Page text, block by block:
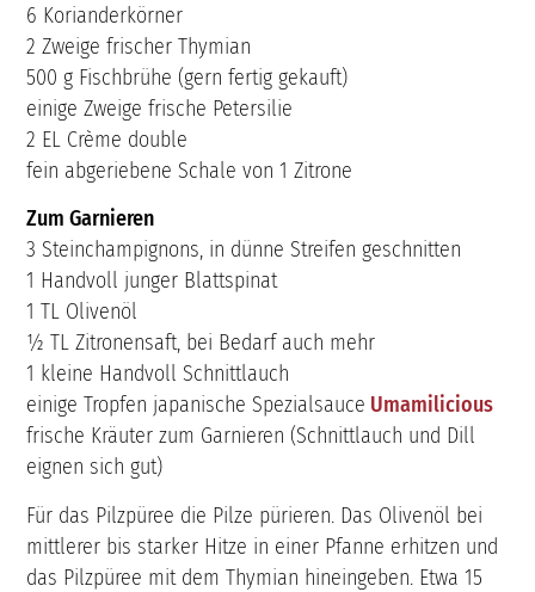
6 Korianderkörner
2 Zweige frischer Thymian
500 g Fischbrühe (gern fertig gekauft)
einige Zweige frische Petersilie
2 EL Crème double
fein abgeriebene Schale von 1 Zitrone
Zum Garnieren
3 Steinchampignons, in dünne Streifen geschnitten
1 Handvoll junger Blattspinat
1 TL Olivenöl
½ TL Zitronensaft, bei Bedarf auch mehr
1 kleine Handvoll Schnittlauch
einige Tropfen japanische Spezialsauce Umamilicious
frische Kräuter zum Garnieren (Schnittlauch und Dill
eignen sich gut)
Für das Pilzpüree die Pilze pürieren. Das Olivenöl bei
mittlerer bis starker Hitze in einer Pfanne erhitzen und
das Pilzpüree mit dem Thymian hineingeben. Etwa 15